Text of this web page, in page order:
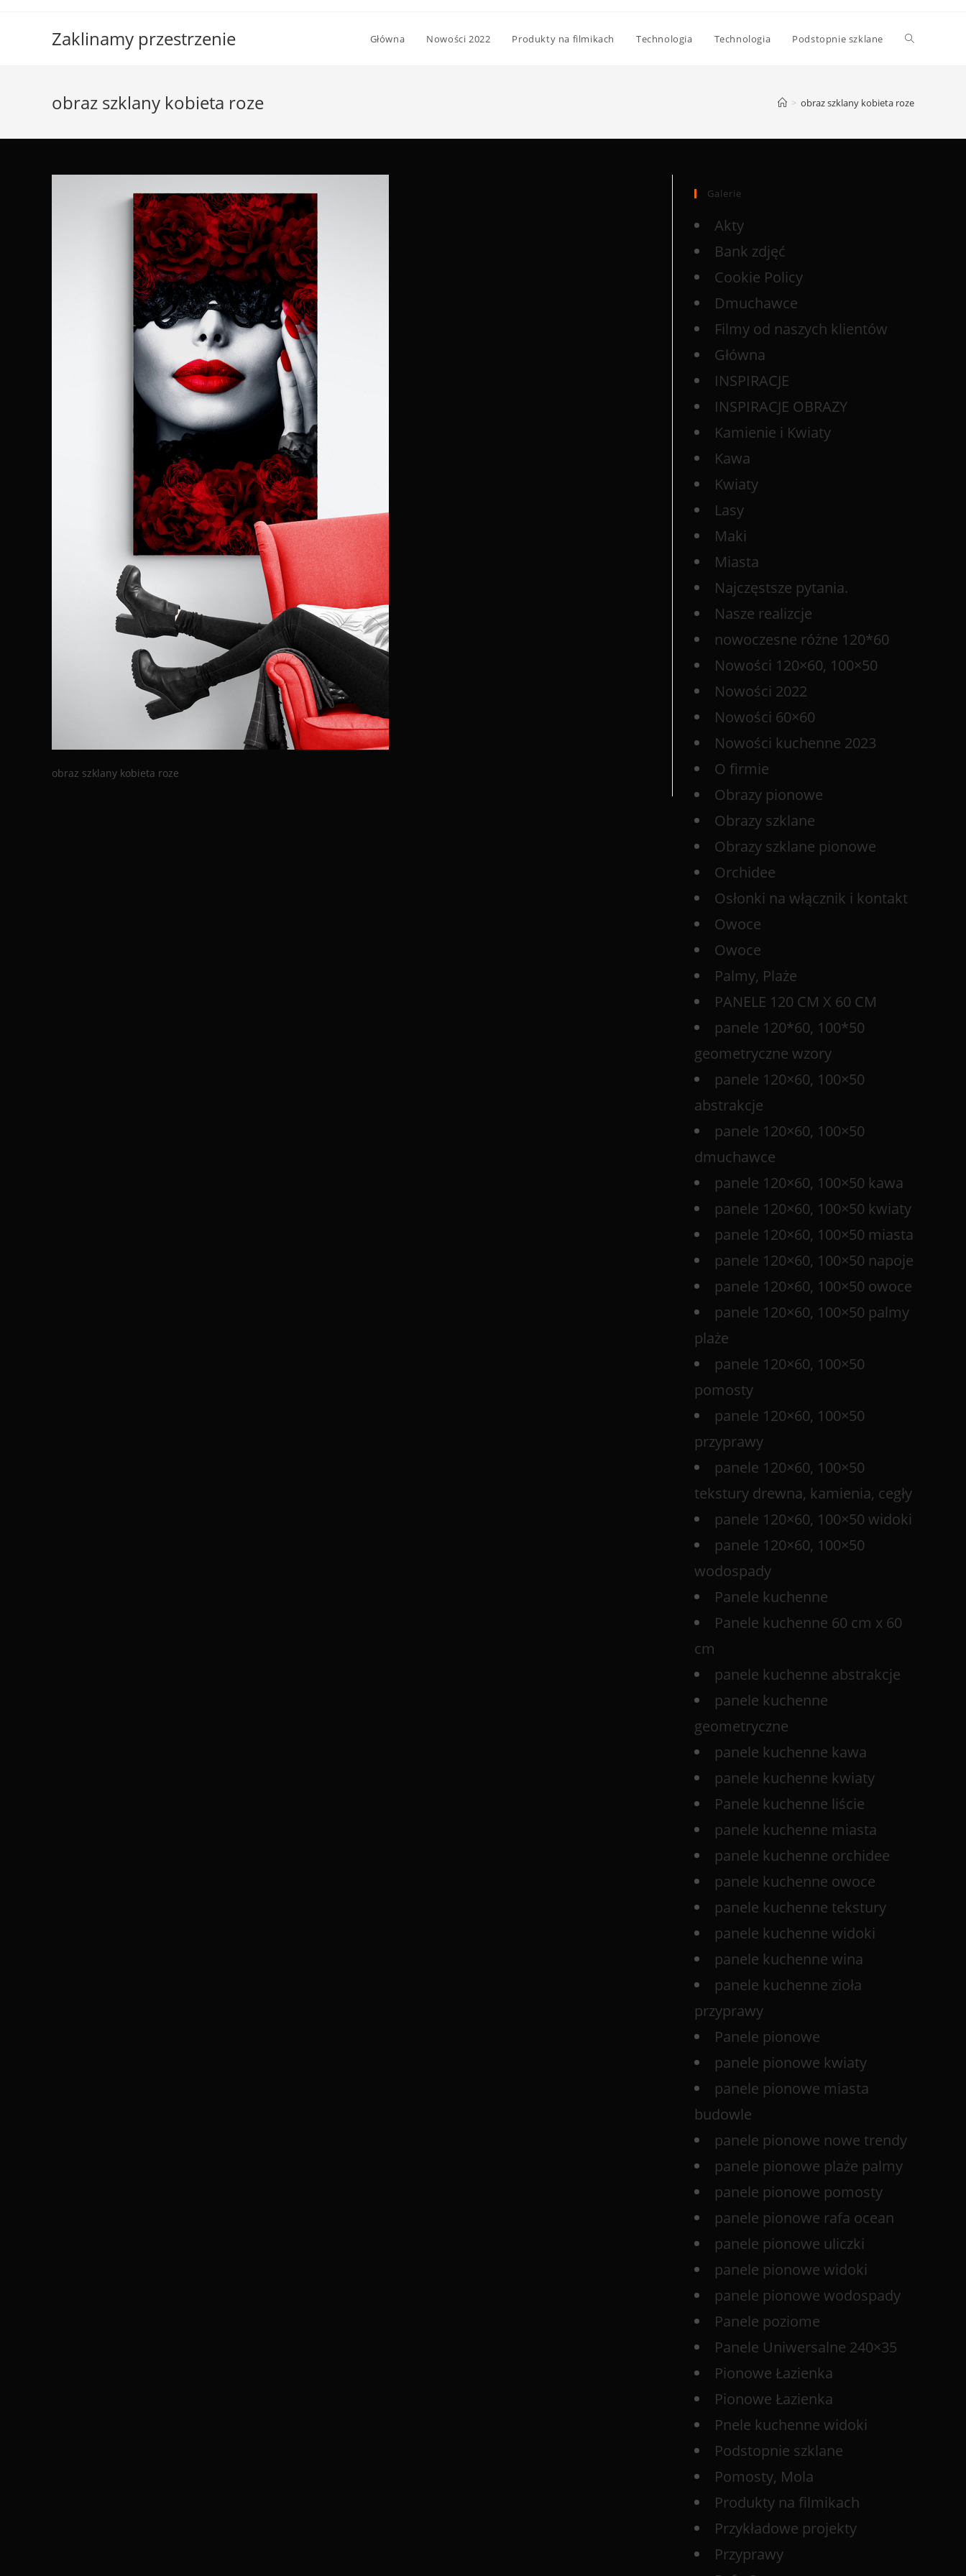
Zaklinamy przestrzenie Główna Nowości 2022 Produkty na filmikach Technologia Technologia Podstopnie szklane
obraz szklany kobieta roze > obraz szklany kobieta roze
obraz szklany kobieta roze
Galerie
Akty
Bank zdjęć
Cookie Policy
Dmuchawce
Filmy od naszych klientów
Główna
INSPIRACJE
INSPIRACJE OBRAZY
Kamienie i Kwiaty
Kawa
Kwiaty
Lasy
Maki
Miasta
Najczęstsze pytania.
Nasze realizcje
nowoczesne różne 120*60
Nowości 120×60, 100×50
Nowości 2022
Nowości 60×60
Nowości kuchenne 2023
O firmie
Obrazy pionowe
Obrazy szklane
Obrazy szklane pionowe
Orchidee
Osłonki na włącznik i kontakt
Owoce
Owoce
Palmy, Plaże
PANELE 120 CM X 60 CM
panele 120*60, 100*50
geometryczne wzory
panele 120×60, 100×50
abstrakcje
panele 120×60, 100×50
dmuchawce
panele 120×60, 100×50 kawa
panele 120×60, 100×50 kwiaty
panele 120×60, 100×50 miasta
panele 120×60, 100×50 napoje
panele 120×60, 100×50 owoce
panele 120×60, 100×50 palmy
plaże
panele 120×60, 100×50
pomosty
panele 120×60, 100×50
przyprawy
panele 120×60, 100×50
tekstury drewna, kamienia, cegły
panele 120×60, 100×50 widoki
panele 120×60, 100×50
wodospady
Panele kuchenne
Panele kuchenne 60 cm x 60
cm
panele kuchenne abstrakcje
panele kuchenne
geometryczne
panele kuchenne kawa
panele kuchenne kwiaty
Panele kuchenne liście
panele kuchenne miasta
panele kuchenne orchidee
panele kuchenne owoce
panele kuchenne tekstury
panele kuchenne widoki
panele kuchenne wina
panele kuchenne zioła
przyprawy
Panele pionowe
panele pionowe kwiaty
panele pionowe miasta
budowle
panele pionowe nowe trendy
panele pionowe plaże palmy
panele pionowe pomosty
panele pionowe rafa ocean
panele pionowe uliczki
panele pionowe widoki
panele pionowe wodospady
Panele poziome
Panele Uniwersalne 240×35
Pionowe Łazienka
Pionowe Łazienka
Pnele kuchenne widoki
Podstopnie szklane
Pomosty, Mola
Produkty na filmikach
Przykładowe projekty
Przyprawy